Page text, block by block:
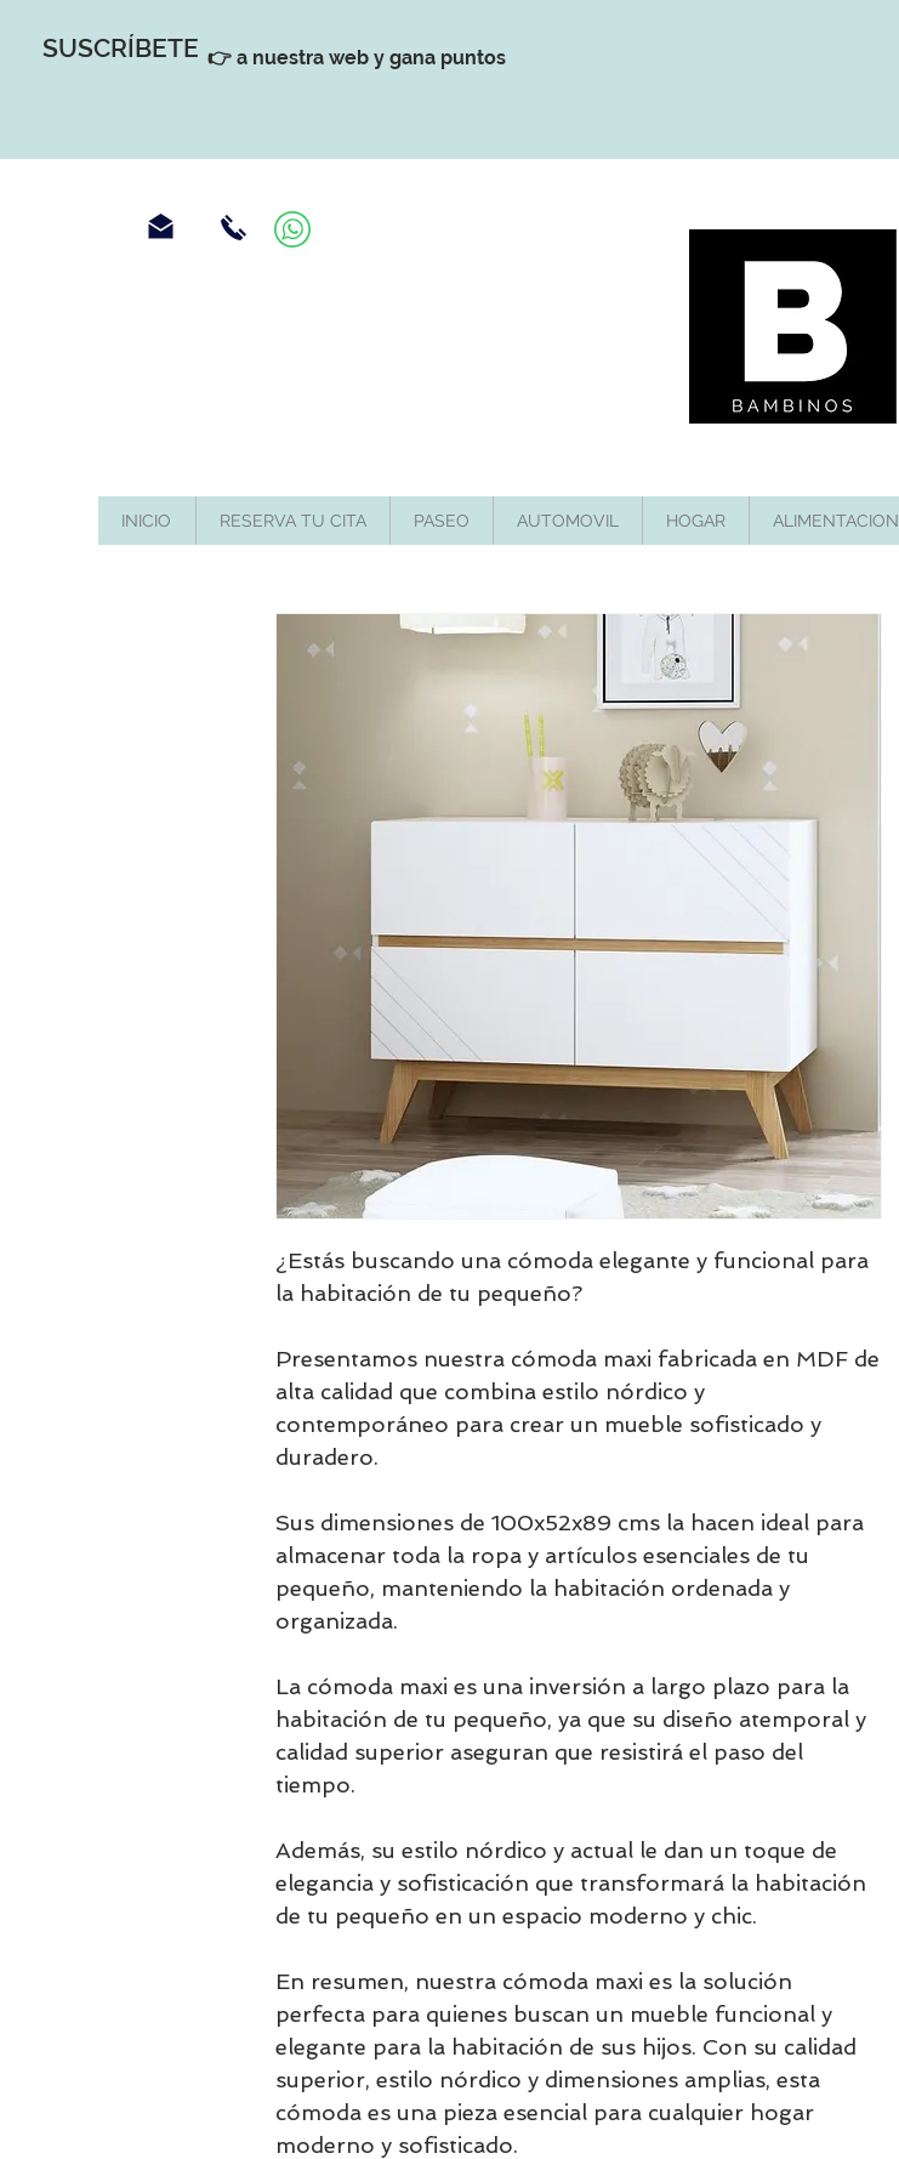
SUSCRÍBETE 👉 a nuestra web y gana puntos
INICIO RESERVA TU CITA PASEO AUTOMOVIL HOGAR ALIMENTACION
¿Estás buscando una cómoda elegante y funcional para
la habitación de tu pequeño?
Presentamos nuestra cómoda maxi fabricada en MDF de
alta calidad que combina estilo nórdico y
contemporáneo para crear un mueble sofisticado y
duradero.
Sus dimensiones de 100x52x89 cms la hacen ideal para
almacenar toda la ropa y artículos esenciales de tu
pequeño, manteniendo la habitación ordenada y
organizada.
La cómoda maxi es una inversión a largo plazo para la
habitación de tu pequeño, ya que su diseño atemporal y
calidad superior aseguran que resistirá el paso del
tiempo.
Además, su estilo nórdico y actual le dan un toque de
elegancia y sofisticación que transformará la habitación
de tu pequeño en un espacio moderno y chic.
En resumen, nuestra cómoda maxi es la solución
perfecta para quienes buscan un mueble funcional y
elegante para la habitación de sus hijos. Con su calidad
superior, estilo nórdico y dimensiones amplias, esta
cómoda es una pieza esencial para cualquier hogar
moderno y sofisticado.